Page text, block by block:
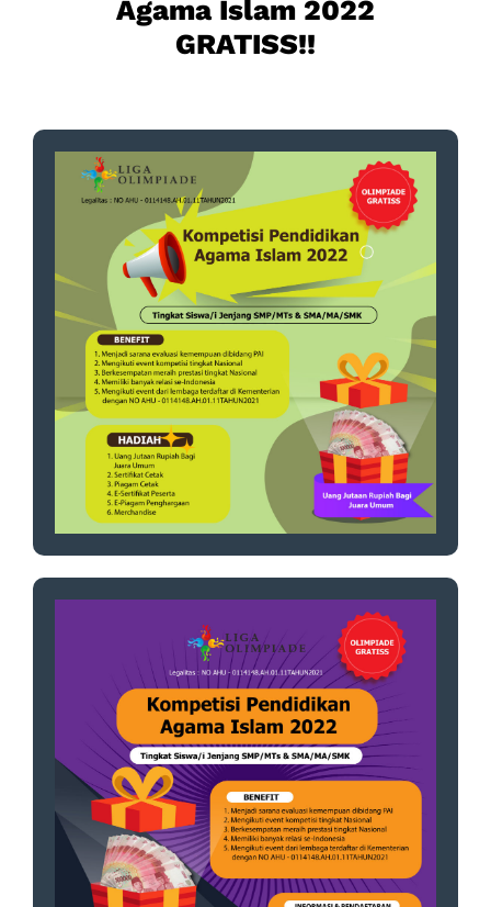
Agama Islam 2022
GRATISS!!